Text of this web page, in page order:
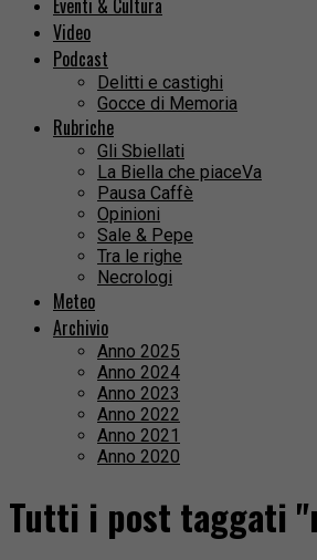
Eventi & Cultura
Video
Podcast
Delitti e castighi
Gocce di Memoria
Rubriche
Gli Sbiellati
La Biella che piaceVa
Pausa Caffè
Opinioni
Sale & Pepe
Tra le righe
Necrologi
Meteo
Archivio
Anno 2025
Anno 2024
Anno 2023
Anno 2022
Anno 2021
Anno 2020
Tutti i post taggati